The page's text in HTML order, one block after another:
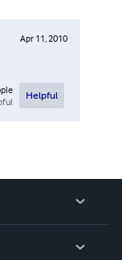
Apr 11, 2010
Helpful